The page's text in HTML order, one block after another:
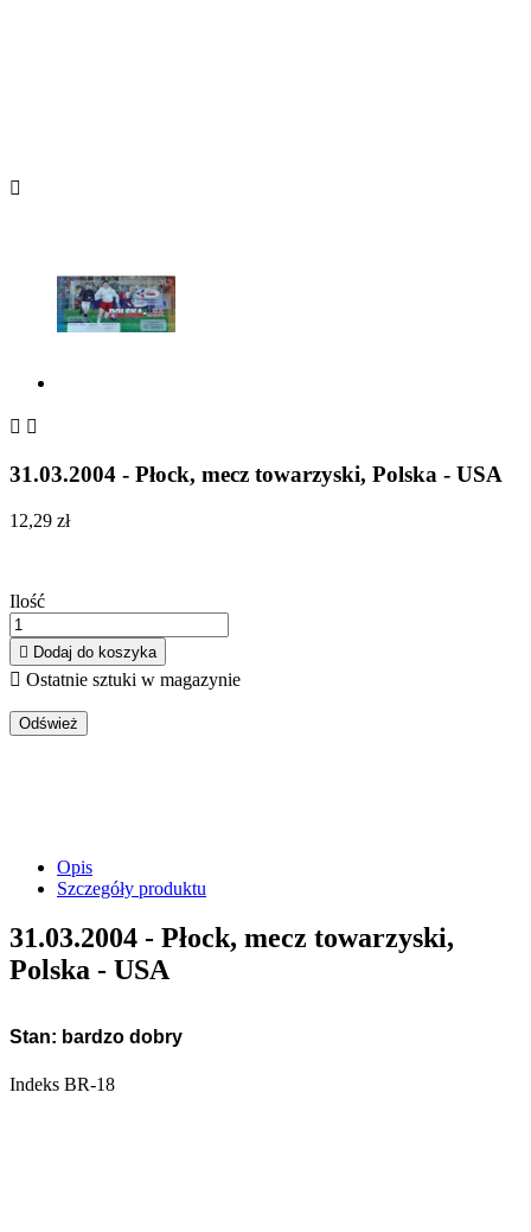

 
31.03.2004 - Płock, mecz towarzyski, Polska - USA
12,29 zł
Ilość
 Dodaj do koszyka
 Ostatnie sztuki w magazynie
Opis
Szczegóły produktu
31.03.2004 - Płock, mecz towarzyski,
Polska - USA
Stan: bardzo dobry
Indeks BR-18